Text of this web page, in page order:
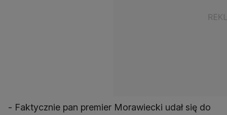
- Faktycznie pan premier Morawiecki udał się do